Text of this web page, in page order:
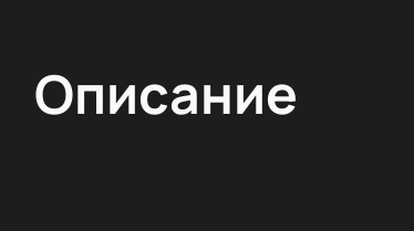
Описание